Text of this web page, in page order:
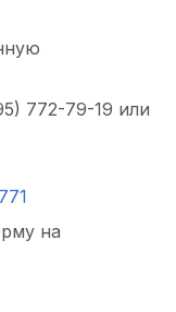
772-79-19 или
на